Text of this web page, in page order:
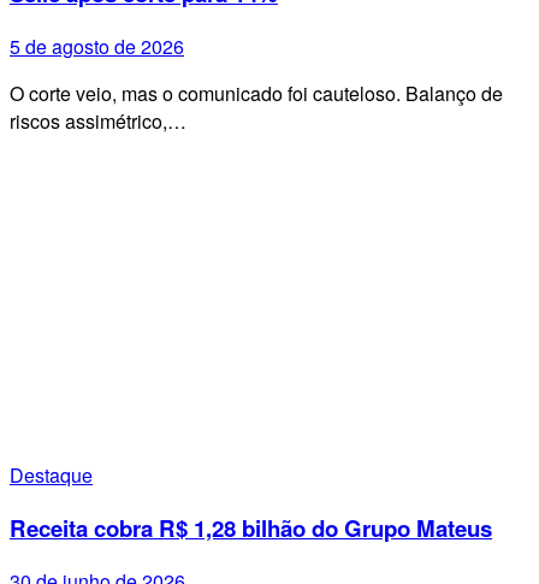
5 de agosto de 2026
O corte veio, mas o comunicado foi cauteloso. Balanço de
riscos assimétrico,…
Destaque
Receita cobra R$ 1,28 bilhão do Grupo Mateus